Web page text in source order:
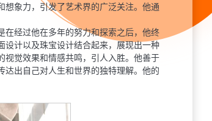
象⼒，引发了艺术界的⼴泛关注。他通
在经过他在多年的努⼒和探索之后，他终
设计以及珠宝设计结合起来，展现出⼀种
视觉效果和情感共鸣，引⼈⼊胜。他善于
出⾃⼰对⼈⽣和世界的独特理解。他的